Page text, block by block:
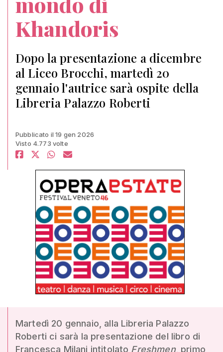
Khandoris
Dopo la presentazione a dicembre
al Liceo Brocchi, martedì 20
gennaio l'autrice sarà ospite della
Libreria Palazzo Roberti
Pubblicato il 19 gen 2026
Visto 4.773 volte
Martedì 20 gennaio, alla Libreria Palazzo
Roberti ci sarà la presentazione del libro di
Francesca Milani intitolato Freshmen, primo